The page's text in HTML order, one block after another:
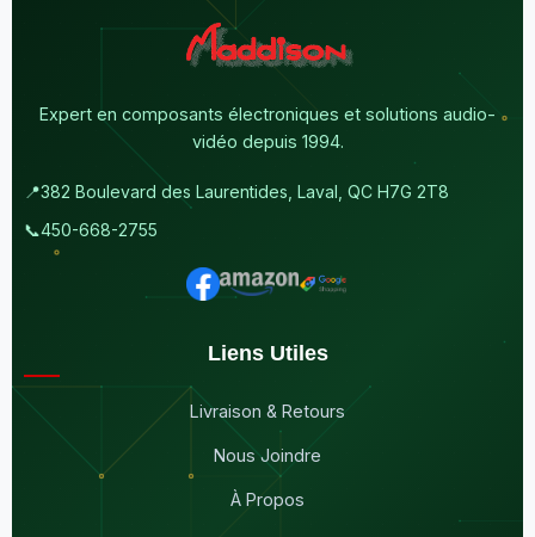
Expert en composants électroniques et solutions audio-
vidéo depuis 1994.
📍382 Boulevard des Laurentides, Laval, QC H7G 2T8
📞450-668-2755
Liens Utiles
Livraison & Retours
Nous Joindre
À Propos